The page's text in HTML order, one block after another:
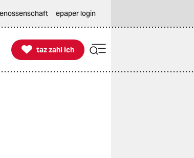
epaper login

taz zahl ich
taz zahl ich